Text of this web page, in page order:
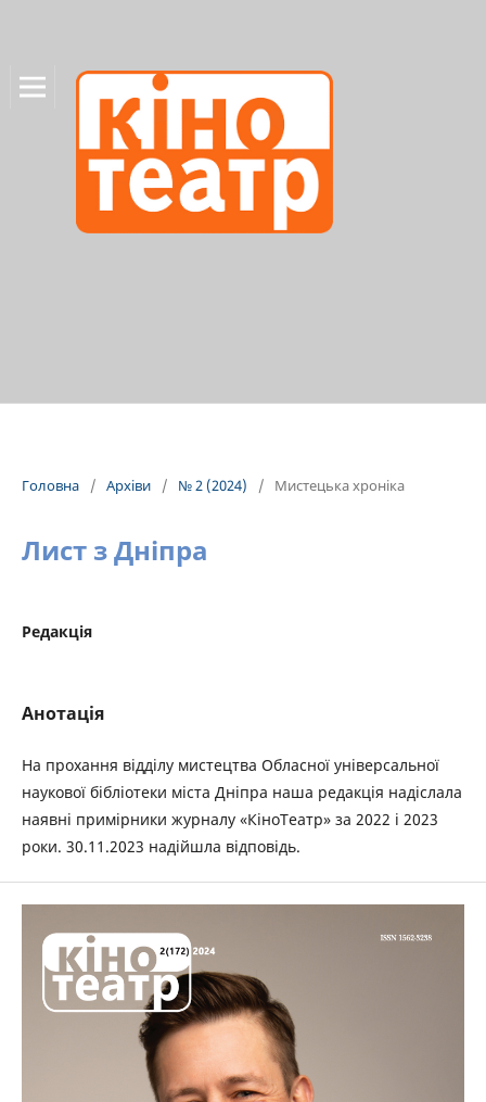
Головна / Архіви / № 2 (2024) / Мистецька хроніка
Лист з Дніпра
Редакція
Анотація
На прохання відділу мистецтва Обласної універсальної
наукової бібліотеки міста Дніпра наша редакція надіслала
наявні примірники журналу «КіноТеатр» за 2022 і 2023
роки. 30.11.2023 надійшла відповідь.